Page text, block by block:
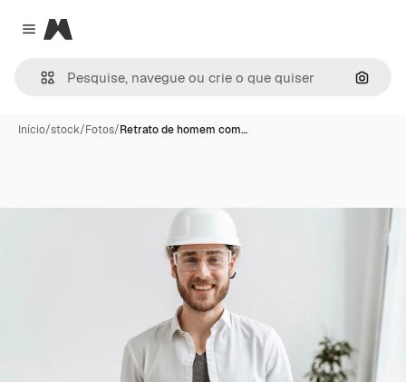
Close menu
Magnific
Início/stock/Fotos/Retrato de homem com…